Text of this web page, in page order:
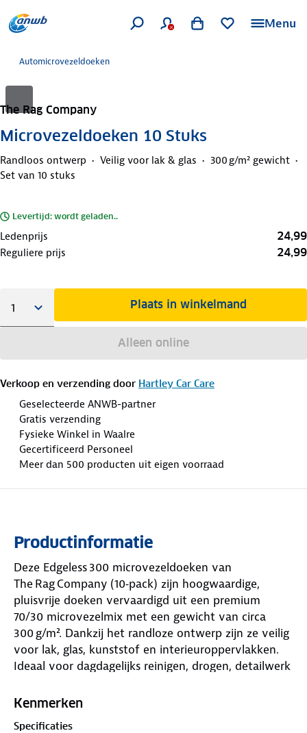
Menu
Automicrovezeldoeken
The Rag Company
Microvezeldoeken 10 Stuks
Randloos ontwerp Veilig voor lak & glas
300 g/m² gewicht
Set van 10 stuks
Levertijd: wordt geladen..
Ledenprijs 24,99
Reguliere prijs 24,99
Plaats in winkelmand
Alleen online
Verkoop en verzending door Hartley Car Care
Geselecteerde ANWB-partner
Gratis verzending
Fysieke Winkel in Waalre
Gecertificeerd Personeel
Meer dan 500 producten uit eigen voorraad
Productinformatie
Deze Edgeless 300 microvezeldoeken van
The Rag Company (10‑pack) zijn hoogwaardige,
pluisvrije doeken vervaardigd uit een premium
70/30 microvezelmix met een gewicht van circa
300 g/m². Dankzij het randloze ontwerp zijn ze veilig
voor lak, glas, kunststof en interieuroppervlakken.
Ideaal voor dagdagelijks reinigen, drogen, detailwerk
Kenmerken
Specificaties